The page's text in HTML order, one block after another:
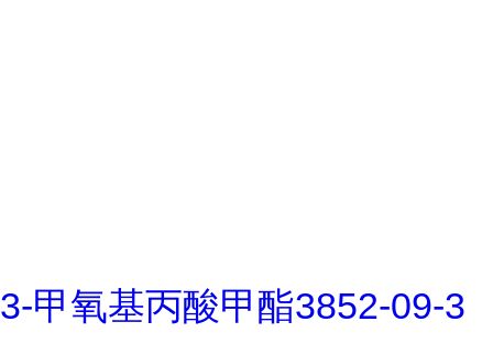
3-甲氧基丙酸甲酯3852-09-3